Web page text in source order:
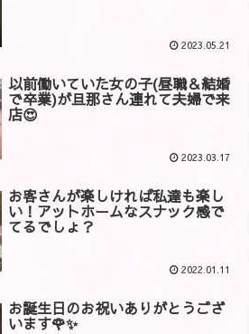
2023.05.21
以前働いていた女の子(昼職＆結婚
で卒業)が旦那さん連れて夫婦で来
店😍
2023.03.17
お客さんが楽しければ私達も楽し
い！アットホームなスナック感で
てるでしょ？
2022.01.11
お誕生日のお祝いありがとうござ
います🌹✨